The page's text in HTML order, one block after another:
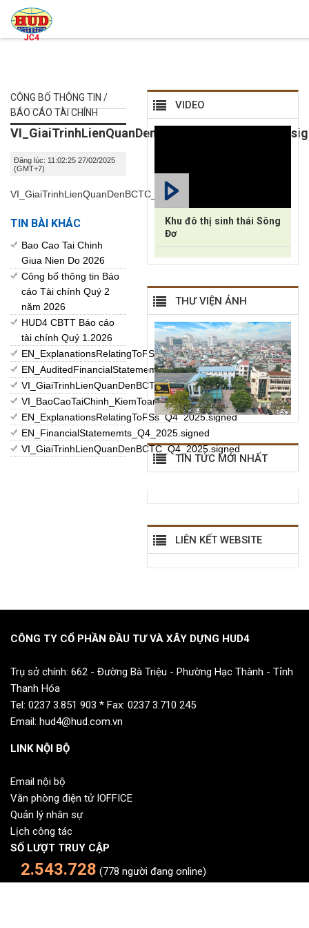
CÔNG BỐ THÔNG TIN /
BÁO CÁO TÀI CHÍNH
Đăng lúc: 11:02:25 27/02/2025
(GMT+7)
VI_GiaiTrinhLienQuanDenBCTC_KiemToan_2024.signed.pdf
TIN BÀI KHÁC
Bao Cao Tai Chinh
Giua Nien Do 2026
Công bố thông tin Báo
cáo Tài chính Quý 2
năm 2026
HUD4 CBTT Báo cáo
tài chính Quý 1.2026
EN_ExplanationsRelatingToFSs_2025.signed
EN_AuditedFinancialStatememts_2025.signed
VI_GiaiTrinhLienQuanDenBCTC_2025.
VI_BaoCaoTaiChinh_KiemToan_2025.
EN_ExplanationsRelatingToFSs_Q4_2025.signed
EN_FinancialStatememts_Q4_2025.signed
VI_GiaiTrinhLienQuanDenBCTC_Q4_2025.signed
VIDEO
Khu đô thị sinh thái Sông
Đơ
THƯ VIỆN ẢNH
TIN TỨC MỚI NHẤT
LIÊN KẾT WEBSITE
CÔNG TY CỔ PHẦN ĐẦU TƯ VÀ XÂY DỰNG HUD4
Trụ sở chính: 662 - Đường Bà Triệu - Phường Hạc Thành - Tỉnh
Thanh Hóa
Tel: 0237 3.851 903 * Fax: 0237 3.710 245
Email: hud4@hud.com.vn
LINK NỘI BỘ
Email nội bộ
Văn phòng điện tử IOFFICE
Quản lý nhân sự
Lịch công tác
SỐ LƯỢT TRUY CẬP
2.543.728 (778 người đang online)